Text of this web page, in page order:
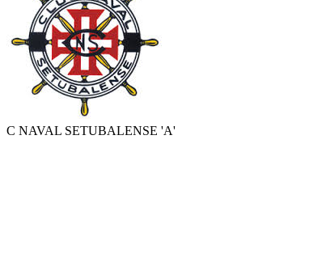
C NAVAL SETUBALENSE 'A'